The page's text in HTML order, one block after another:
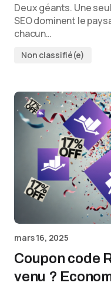
Deux géants. Une
SEO dominent le
chacun…
Non classifié(e)
mars 16, 2025
Coupon code
venu ?